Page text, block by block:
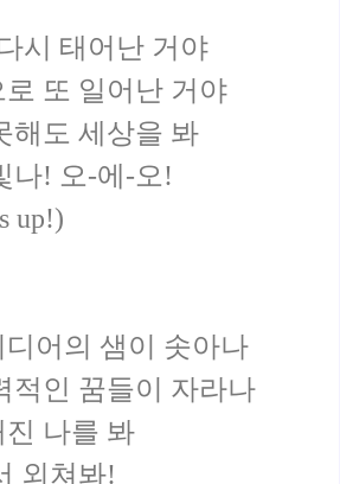
시 태어난 거야
또 일어난 거야
해도 세상을 봐
나! 오-에-오!
up!)
어의 샘이 솟아나
적인 꿈들이 자라나
나를 봐
외쳐봐!